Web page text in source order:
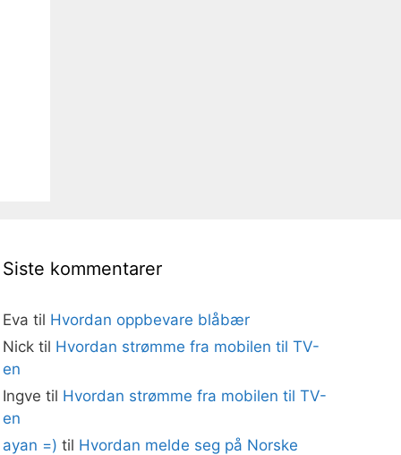
Siste kommentarer
Eva til Hvordan oppbevare blåbær
Nicktil Hvordan strømme fra mobilen til TV-
en
Ingve til Hvordan strømme fra mobilen til TV-
en
ayan =) til Hvordan melde seg på Norske